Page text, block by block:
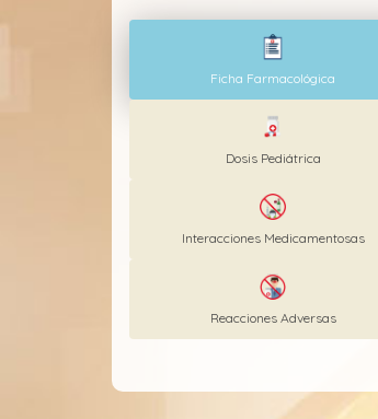
Ficha Farmacológica
Dosis Pediátrica
Interacciones Medicamentosas
Reacciones Adversas